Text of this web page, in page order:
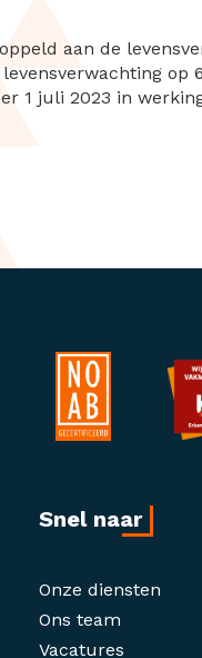
aan de
1 juli 2023 in
Snel naar
Onze diensten
Ons team
Vacatures